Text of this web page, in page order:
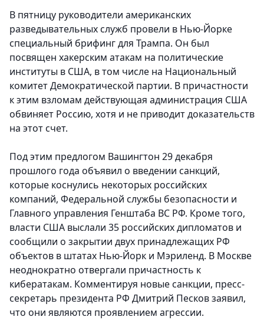
В пятницу руководители американских
разведывательных служб провели в Нью-Йорке
специальный брифинг для Трампа. Он был
посвящен хакерским атакам на политические
институты в США, в том числе на Национальный
комитет Демократической партии. В причастности
к этим взломам действующая администрация США
обвиняет Россию, хотя и не приводит доказательств
на этот счет.
Под этим предлогом Вашингтон 29 декабря
прошлого года объявил о введении санкций,
которые коснулись некоторых российских
компаний, Федеральной службы безопасности и
Главного управления Генштаба ВС РФ. Кроме того,
власти США выслали 35 российских дипломатов и
сообщили о закрытии двух принадлежащих РФ
объектов в штатах Нью-Йорк и Мэриленд. В Москве
неоднократно отвергали причастность к
кибератакам. Комментируя новые санкции, пресс-
секретарь президента РФ Дмитрий Песков заявил,
что они являются проявлением агрессии.